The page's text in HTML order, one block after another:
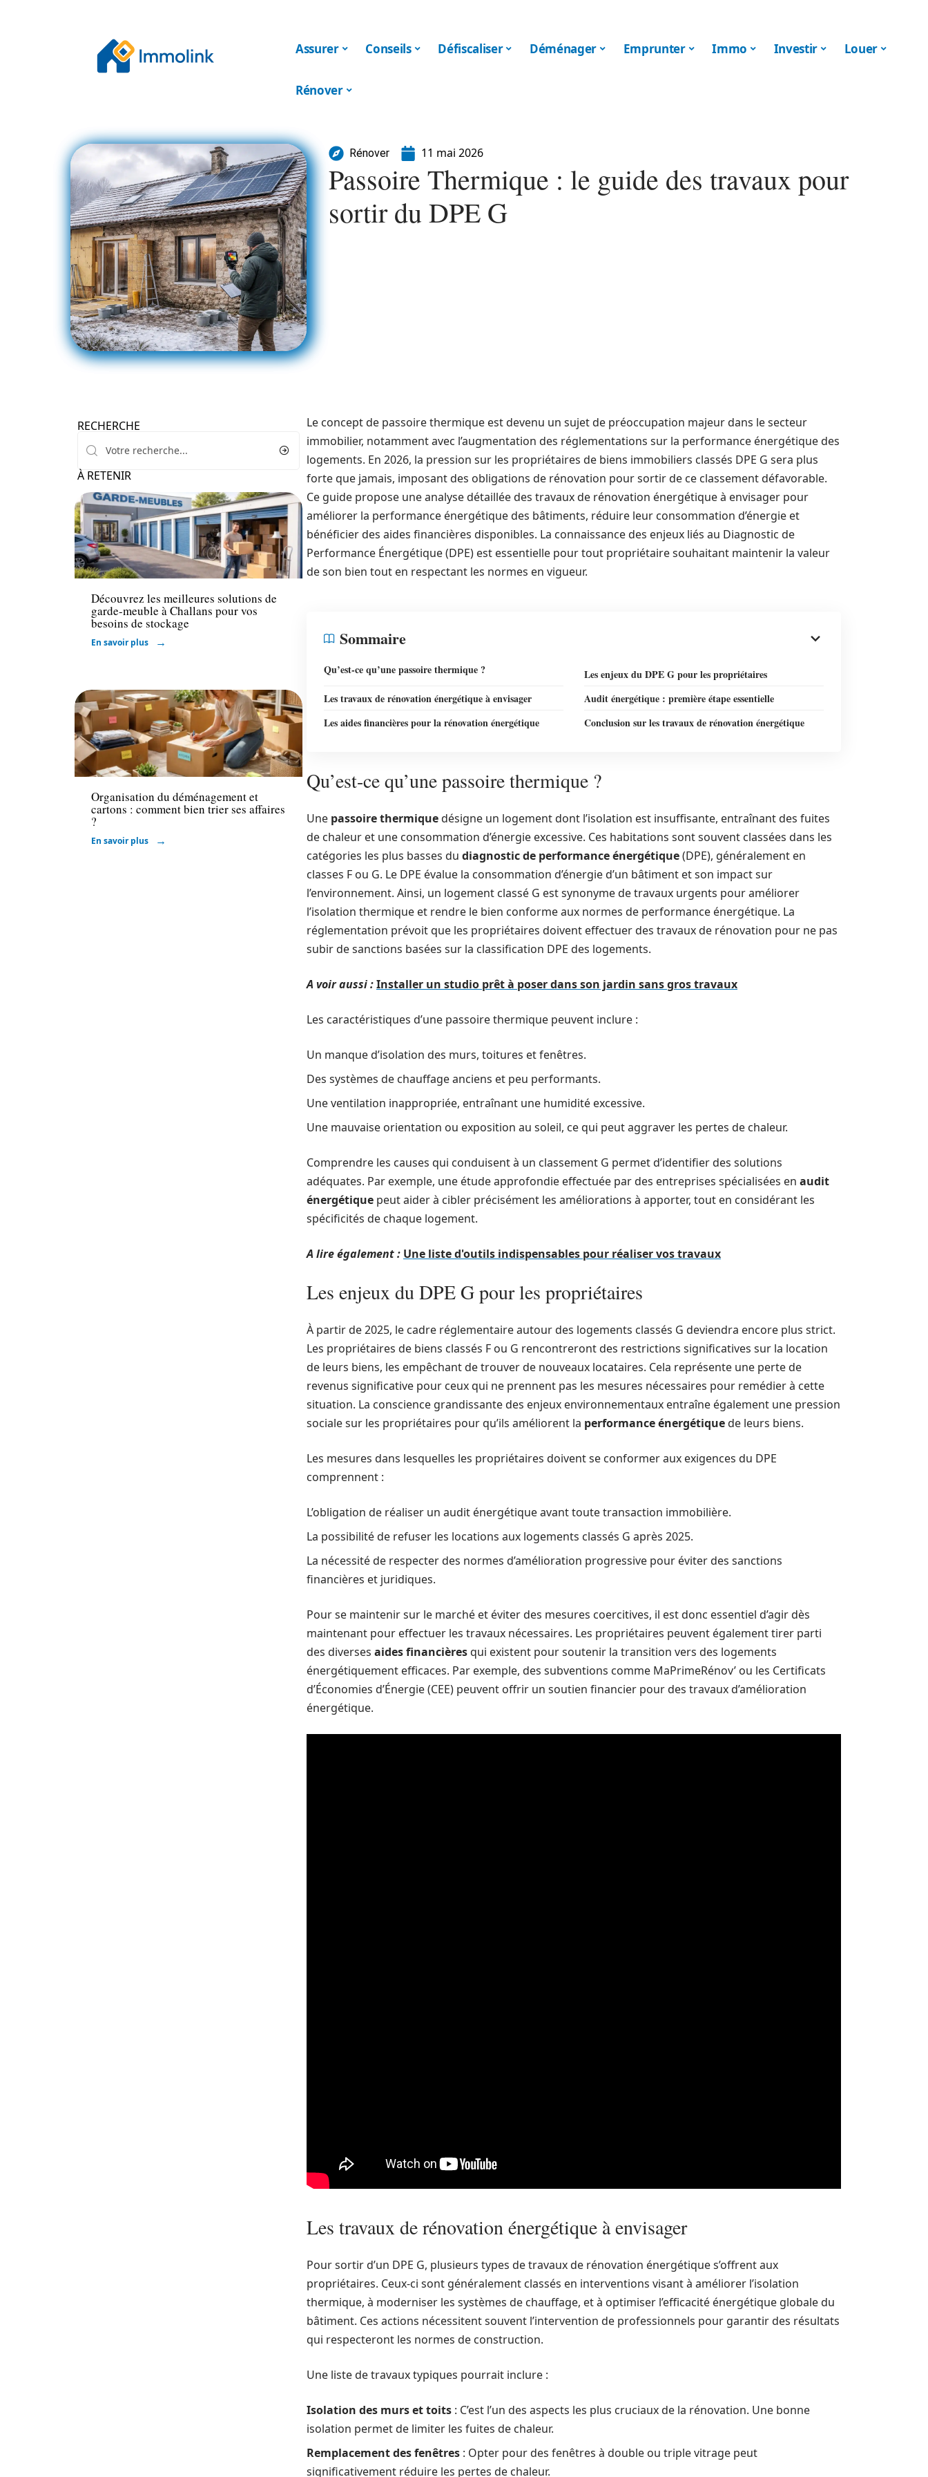
Assurer Conseils Défiscaliser Déménager Emprunter Immo Investir Louer
Rénover
Rénover 11 mai 2026
Passoire Thermique : le guide des travaux pour
sortir du DPE G
RECHERCHE
À RETENIR
Immo
Découvrez les meilleures solutions de
garde-meuble à Challans pour vos
besoins de stockage
En savoir plus
Déménager
Organisation du déménagement et
cartons : comment bien trier ses affaires
?
En savoir plus
Le concept de passoire thermique est devenu un sujet de préoccupation majeur dans le secteur
immobilier, notamment avec l’augmentation des réglementations sur la performance énergétique des
logements. En 2026, la pression sur les propriétaires de biens immobiliers classés DPE G sera plus
forte que jamais, imposant des obligations de rénovation pour sortir de ce classement défavorable.
Ce guide propose une analyse détaillée des travaux de rénovation énergétique à envisager pour
améliorer la performance énergétique des bâtiments, réduire leur consommation d’énergie et
bénéficier des aides financières disponibles. La connaissance des enjeux liés au Diagnostic de
Performance Énergétique (DPE) est essentielle pour tout propriétaire souhaitant maintenir la valeur
de son bien tout en respectant les normes en vigueur.
Sommaire
Qu’est-ce qu’une passoire thermique ?
Les enjeux du DPE G pour les propriétaires
Les travaux de rénovation énergétique à envisager
Audit énergétique : première étape essentielle
Les aides financières pour la rénovation énergétique
Conclusion sur les travaux de rénovation énergétique
Qu’est-ce qu’une passoire thermique ?
Une passoire thermiquedésigne un logement dont l’isolation est insuffisante, entraînant des fuites
de chaleur et une consommation d’énergie excessive. Ces habitations sont souvent classées dans les
catégories les plus basses du diagnostic de performance énergétique(DPE), généralement en
classes F ou G. Le DPE évalue la consommation d’énergie d’un bâtiment et son impact sur
l’environnement. Ainsi, un logement classé G est synonyme de travaux urgents pour améliorer
l’isolation thermique et rendre le bien conforme aux normes de performance énergétique. La
réglementation prévoit que les propriétaires doivent effectuer des travaux de rénovation pour ne pas
subir de sanctions basées sur la classification DPE des logements.
A voir aussi :Installer un studio prêt à poser dans son jardin sans gros travaux
Les caractéristiques d’une passoire thermique peuvent inclure :
Un manque d’isolation des murs, toitures et fenêtres.
Des systèmes de chauffage anciens et peu performants.
Une ventilation inappropriée, entraînant une humidité excessive.
Une mauvaise orientation ou exposition au soleil, ce qui peut aggraver les pertes de chaleur.
Comprendre les causes qui conduisent à un classement G permet d’identifier des solutions
adéquates. Par exemple, une étude approfondie effectuée par des entreprises spécialisées en audit
énergétique peut aider à cibler précisément les améliorations à apporter, tout en considérant les
spécificités de chaque logement.
A lire également : Une liste d'outils indispensables pour réaliser vos travaux
Les enjeux du DPE G pour les propriétaires
À partir de 2025, le cadre réglementaire autour des logements classés G deviendra encore plus strict.
Les propriétaires de biens classés F ou G rencontreront des restrictions significatives sur la location
de leurs biens, les empêchant de trouver de nouveaux locataires. Cela représente une perte de
revenus significative pour ceux qui ne prennent pas les mesures nécessaires pour remédier à cette
situation. La conscience grandissante des enjeux environnementaux entraîne également une pression
sociale sur les propriétaires pour qu’ils améliorent la performance énergétiquede leurs biens.
Les mesures dans lesquelles les propriétaires doivent se conformer aux exigences du DPE
comprennent :
L’obligation de réaliser un audit énergétique avant toute transaction immobilière.
La possibilité de refuser les locations aux logements classés G après 2025.
La nécessité de respecter des normes d’amélioration progressive pour éviter des sanctions
financières et juridiques.
Pour se maintenir sur le marché et éviter des mesures coercitives, il est donc essentiel d’agir dès
maintenant pour effectuer les travaux nécessaires. Les propriétaires peuvent également tirer parti
des diverses aides financièresqui existent pour soutenir la transition vers des logements
énergétiquement efficaces. Par exemple, des subventions comme MaPrimeRénov’ ou les Certificats
d’Économies d’Énergie (CEE) peuvent offrir un soutien financier pour des travaux d’amélioration
énergétique.
Les travaux de rénovation énergétique à envisager
Pour sortir d’un DPE G, plusieurs types de travaux de rénovation énergétique s’offrent aux
propriétaires. Ceux-ci sont généralement classés en interventions visant à améliorer l’isolation
thermique, à moderniser les systèmes de chauffage, et à optimiser l’efficacité énergétique globale du
bâtiment. Ces actions nécessitent souvent l’intervention de professionnels pour garantir des résultats
qui respecteront les normes de construction.
Une liste de travaux typiques pourrait inclure :
Isolation des murs et toits : C’est l’un des aspects les plus cruciaux de la rénovation. Une bonne
isolation permet de limiter les fuites de chaleur.
Remplacement des fenêtres : Opter pour des fenêtres à double ou triple vitrage peut
significativement réduire les pertes de chaleur.